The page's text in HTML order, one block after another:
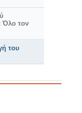
Όλο τον
του